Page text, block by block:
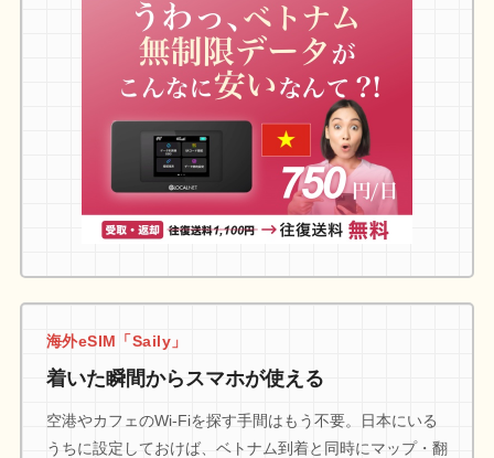
海外eSIM「Saily」
着いた瞬間からスマホが使える
空港やカフェのWi-Fiを探す手間はもう不要。日本にいる
うちに設定しておけば、ベトナム到着と同時にマップ・翻